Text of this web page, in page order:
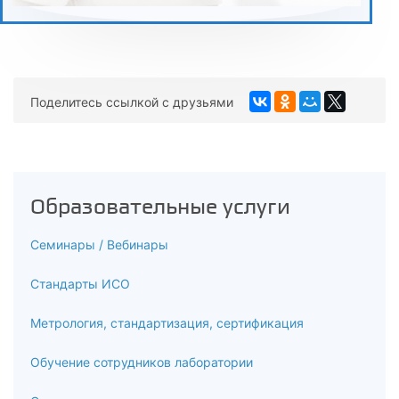
Образовательные услуги
Семинары / Вебинары
Стандарты ИСО
Метрология, стандартизация, сертификация
Обучение сотрудников лаборатории
5.4
Управление ценовой политикой
Управление каналами распределения
5.8
Управление комплексом продвижения
Поделитесь ссылкой с друзьями